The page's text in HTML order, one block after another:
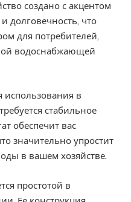
создано с акцентом
долговечность, что
для потребителей,
водоснабжающей
использования в
стабильное
обеспечит вас
значительно упростит
в вашем хозяйстве.
простотой в